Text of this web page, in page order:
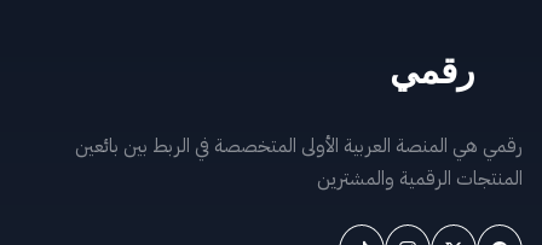
رقمي هي المنصة العربية الأولى المتخصصة في الربط بين بائعين
المنتجات الرقمية والمشترين